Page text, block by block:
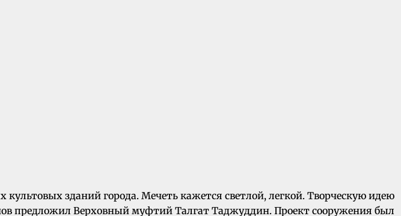
зданий города. Мечеть кажется светлой, легкой. Творческую идею
предложил Верховный муфтий Талгат Таджуддин. Проект сооружения был